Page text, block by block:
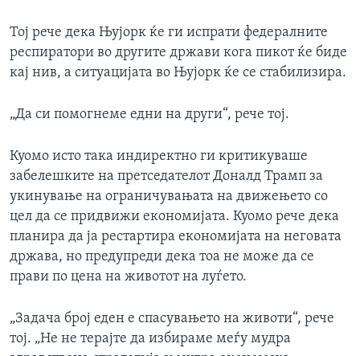
Тој рече дека Њујорк ќе ги испрати федералните
респиратори во другите држави кога пикот ќе биде
кај нив, а ситуацијата во Њујорк ќе се стабилизира.
„Да си помогнеме едни на други“, рече тој.
Куомо исто така индиректно ги критикуваше
забелешките на претседателот Доналд Трамп за
укинување на ограничувањата на движењето со
цел да се придвижи економијата. Куомо рече дека
планира да ја рестартира економијата на неговата
држава, но предупреди дека тоа не може да се
прави по цена на животот на луѓето.
„Задача број еден е спасувањето на животи“, рече
тој. „Не не терајте да избираме меѓу мудра